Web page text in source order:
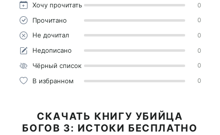
Хочу прочитать 0
Прочитано 0
Не дочитал 0
Недописано 0
Чёрный список 0
В избранном 0
СКАЧАТЬ КНИГУ УБИЙЦА
БОГОВ 3: ИСТОКИ БЕСПЛАТНО